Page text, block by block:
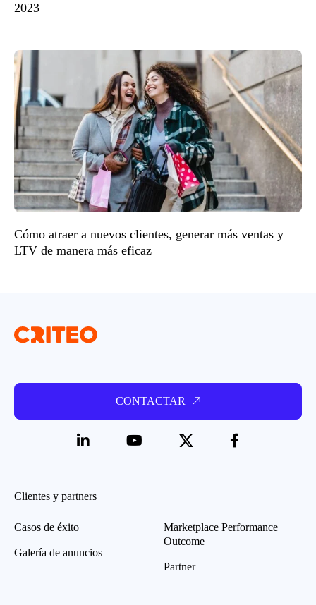
2023
Cómo atraer a nuevos clientes, generar más ventas y
LTV de manera más eficaz
CONTACTAR
Clientes y partners
Casos de éxito
Galería de anuncios
Marketplace Performance
Outcome
Partner